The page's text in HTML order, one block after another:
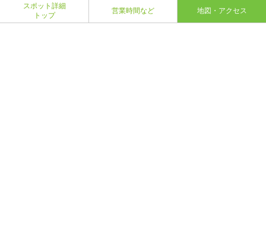
スポット詳細
トップ
営業時間など 地図・アクセス